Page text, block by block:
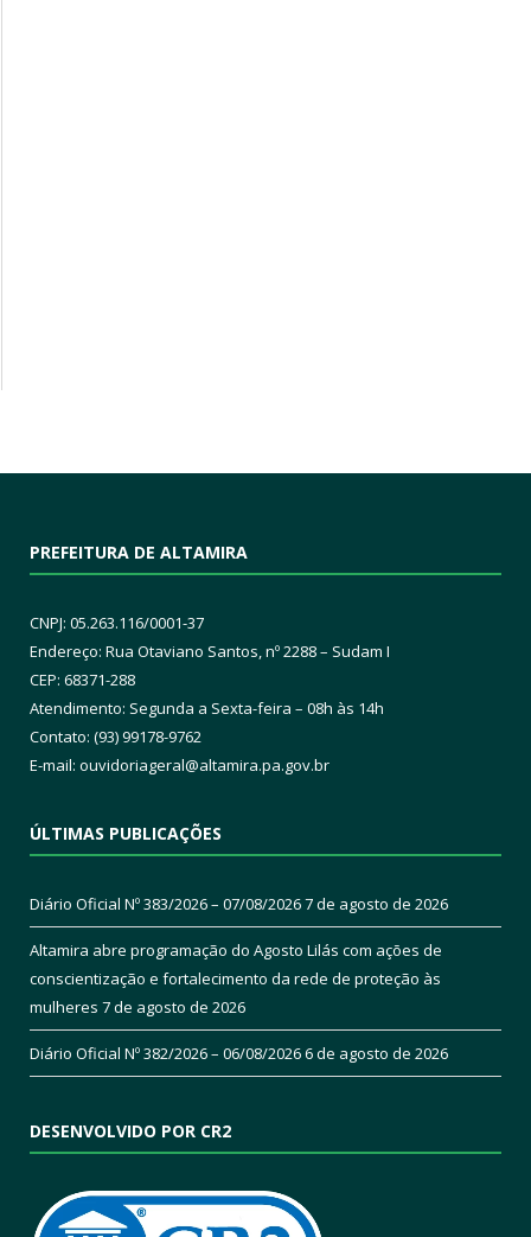
PREFEITURA DE ALTAMIRA
CNPJ: 05.263.116/0001-37
Endereço: Rua Otaviano Santos, nº 2288 – Sudam I
CEP: 68371-288
Atendimento: Segunda a Sexta-feira – 08h às 14h
Contato: (93) 99178-9762
E-mail: ouvidoriageral@altamira.pa.gov.br
ÚLTIMAS PUBLICAÇÕES
Diário Oficial Nº 383/2026 – 07/08/20267 de agosto de 2026
Altamira abre programação do Agosto Lilás com ações de
conscientização e fortalecimento da rede de proteção às
mulheres 7 de agosto de 2026
Diário Oficial Nº 382/2026 – 06/08/20266 de agosto de 2026
DESENVOLVIDO POR CR2